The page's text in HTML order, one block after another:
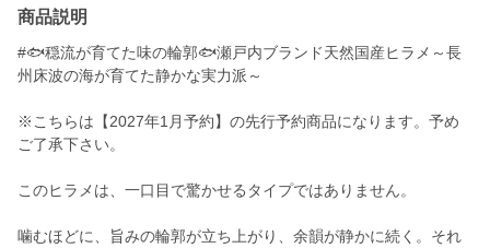
商品説明
#🐟穏流が育てた味の輪郭🐟瀬戸内ブランド天然国産ヒラメ～長
州床波の海が育てた静かな実力派～
※こちらは【2027年1月予約】の先行予約商品になります。予め
ご了承下さい。
このヒラメは、一口目で驚かせるタイプではありません。
噛むほどに、旨みの輪郭が立ち上がり、余韻が静かに続く。それ